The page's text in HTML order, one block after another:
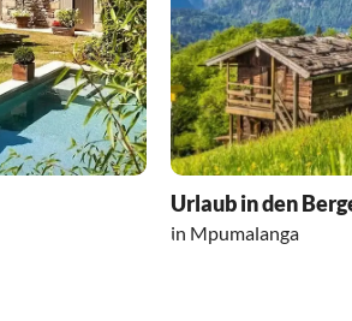
Urlaub in den
in Mpumalanga